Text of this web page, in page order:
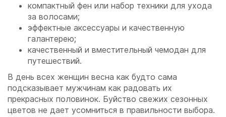
компактный фен или набор техники для ухода
за волосами;
эффектные аксессуары и качественную
галантерею;
качественный и вместительный чемодан для
путешествий.
В день всех женщин весна как будто сама
подсказывает мужчинам как радовать их
прекрасных половинок. Буйство свежих сезонных
цветов не дает усомниться в правильности выбора.